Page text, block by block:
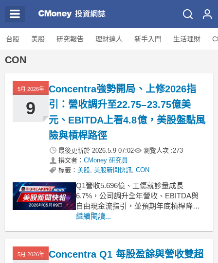
台股 美股 研究報告 理財達人 新手入門 生活理財
CON
5月 2026年
9
Concentra強勢開局、上修2026指
引：營收調升至22.75–23.75億美
元、EBITDA上看4.8億，美股盤點風
險與槓桿路徑
最後更新於 2026.5.9 07:02 瀏覽人次 :273
撰文者： CMoney 研究員
標籤： 美股, 美股新聞快訊, CON
Q1營收5.696億、工傷就診量成長
6.7%，公司調升全年營收、EBITDA與
自由現金流指引，並預期年底槓桿降至3
倍以下。 .badgeprice-container {
gap: 1rem !important
繼續閱讀...
5月 2026年
Concentra Q1 每股盈餘與營收雙超